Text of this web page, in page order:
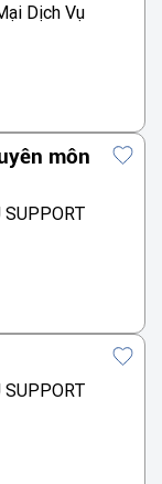
Dịch Vụ
môn
SUPPORT
SUPPORT